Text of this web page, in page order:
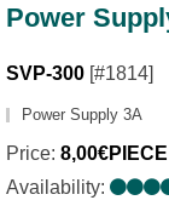
Power
SVP-300 [#1814]
Power Supply 3A
Price: 8,00€PIECE
Availability: